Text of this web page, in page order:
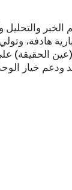
هادفة،
الحقيقة)
ودعم خيار